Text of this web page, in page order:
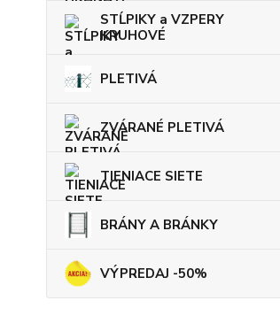
STĹPIKY a VZPERY
KRUHOVÉ
PLETIVÁ
ZVÁRANÉ PLETIVÁ
TIENIACE SIETE
BRÁNY A BRÁNKY
VÝPREDAJ -50%